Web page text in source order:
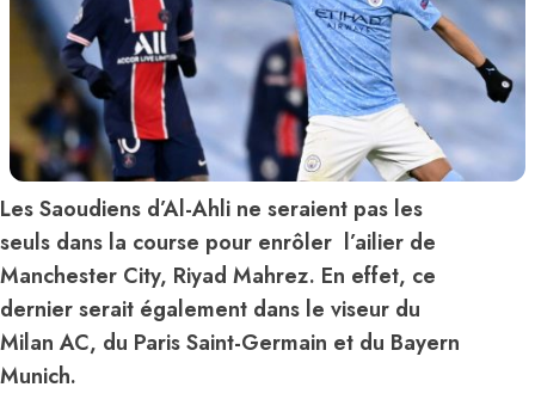
Les Saoudiens d’Al-Ahli ne seraient pas les
seuls dans la course pour enrôler l’ailier de
Manchester City, Riyad Mahrez. En effet, ce
dernier serait également dans le viseur du
Milan AC, du Paris Saint-Germain et du Bayern
Munich.